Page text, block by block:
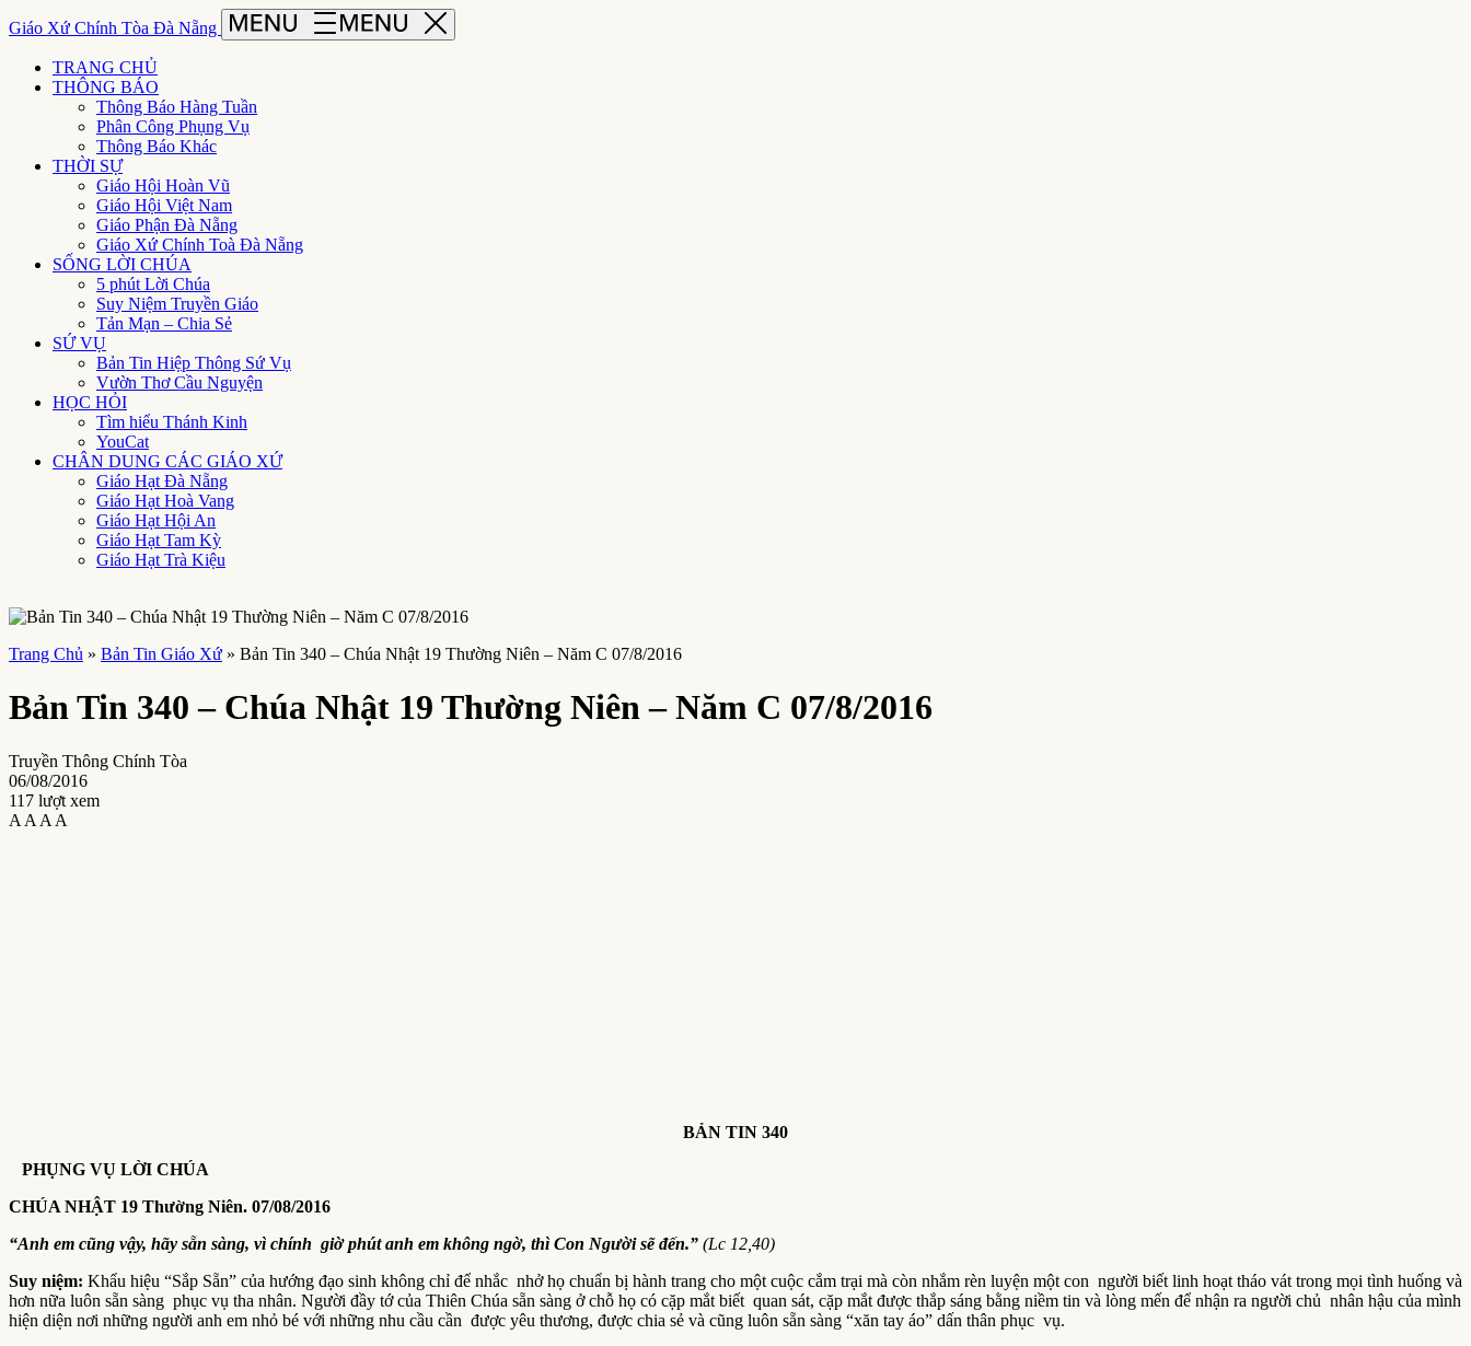
Giáo Xứ Chính Tòa Đà Nẵng
TRANG CHỦ
THÔNG BÁO
Thông Báo Hàng Tuần
Phân Công Phụng Vụ
Thông Báo Khác
THỜI SỰ
Giáo Hội Hoàn Vũ
Giáo Hội Việt Nam
Giáo Phận Đà Nẵng
Giáo Xứ Chính Toà Đà Nẵng
SỐNG LỜI CHÚA
5 phút Lời Chúa
Suy Niệm Truyền Giáo
Tản Mạn – Chia Sẻ
SỨ VỤ
Bản Tin Hiệp Thông Sứ Vụ
Vườn Thơ Cầu Nguyện
HỌC HỎI
Tìm hiểu Thánh Kinh
YouCat
CHÂN DUNG CÁC GIÁO XỨ
Giáo Hạt Đà Nẵng
Giáo Hạt Hoà Vang
Giáo Hạt Hội An
Giáo Hạt Tam Kỳ
Giáo Hạt Trà Kiệu
Trang Chủ » Bản Tin Giáo Xứ » Bản Tin 340 – Chúa Nhật 19 Thường Niên – Năm C 07/8/2016
Bản Tin 340 – Chúa Nhật 19 Thường Niên – Năm C 07/8/2016
Truyền Thông Chính Tòa
06/08/2016
117 lượt xem
A A A A
BẢN TIN 340
PHỤNG VỤ LỜI CHÚA
CHÚA NHẬT 19 Thường Niên. 07/08/2016
“Anh em cũng vậy, hãy sẵn sàng, vì chính giờ phút anh em không ngờ, thì Con Người sẽ đến.” (Lc 12,40)
Suy niệm: Khẩu hiệu “Sắp Sẵn” của hướng đạo sinh không chỉ để nhắc nhở họ chuẩn bị hành trang cho một cuộc cắm trại mà còn nhắm rèn luyện một con người biết linh hoạt tháo vát trong mọi tình huống và
hơn nữa luôn sẵn sàng phục vụ tha nhân. Người đầy tớ của Thiên Chúa sẵn sàng ở chỗ họ có cặp mắt biết quan sát, cặp mắt được thắp sáng bằng niềm tin và lòng mến để nhận ra người chủ nhân hậu của mình
hiện diện nơi những người anh em nhỏ bé với những nhu cầu cần được yêu thương, được chia sẻ và cũng luôn sẵn sàng “xăn tay áo” dấn thân phục vụ.